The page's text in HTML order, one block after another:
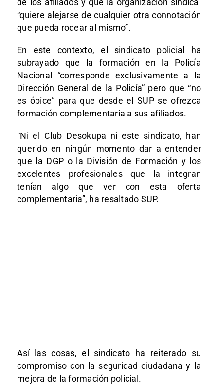
de los afiliados y que la organización sindical
“quiere alejarse de cualquier otra connotación
que pueda rodear al mismo”.
En este contexto, el sindicato policial ha
subrayado que la formación en la Policía
Nacional “corresponde exclusivamente a la
Dirección General de la Policía” pero que “no
es óbice” para que desde el SUP se ofrezca
formación complementaria a sus afiliados.
“Ni el Club Desokupa ni este sindicato, han
querido en ningún momento dar a entender
que la DGP o la División de Formación y los
excelentes profesionales que la integran
tenían algo que ver con esta oferta
complementaria”, ha resaltado SUP.
Así las cosas, el sindicato ha reiterado su
compromiso con la seguridad ciudadana y la
mejora de la formación policial.